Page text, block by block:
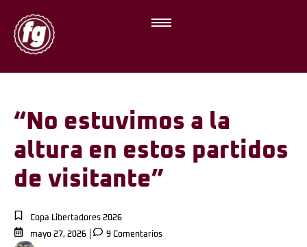
“No estuvimos a la
altura en estos partidos
de visitante”
Copa Libertadores 2026
mayo 27, 2026
9 Comentarios